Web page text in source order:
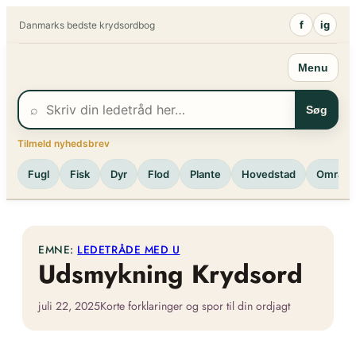
Danmarks bedste krydsordbog f ig
Menu
⌕ Søg
Tilmeld nyhedsbrev
Fugl Fisk Dyr Flod Plante Hovedstad Område
EMNE: LEDETRÅDE MED U
Udsmykning Krydsord
juli 22, 2025Korte forklaringer og spor til din ordjagt